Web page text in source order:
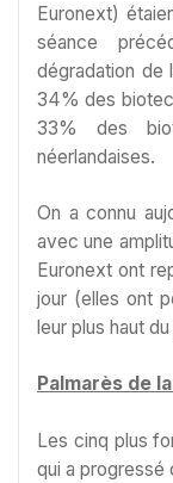
Euronext)
séance
dégradation de
34% des
33% des
néerlandaises.
On a connu
avec une
Euronext ont
jour (elles ont
leur plus haut
Palmarès de
Les cinq plus
qui a